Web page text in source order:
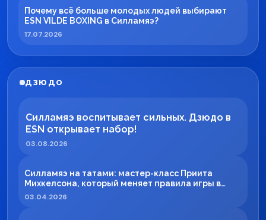
Почему всё больше молодых людей выбирают
ESN VILDE BOXING в Силламяэ?
17.07.2026
ДЗЮДО
Силламяэ воспитывает сильных. Дзюдо в
ESN открывает набор!
03.08.2026
Силламяэ на татами: мастер-класс Приита
Михкелсона, который меняет правила игры в
регионе
03.04.2026